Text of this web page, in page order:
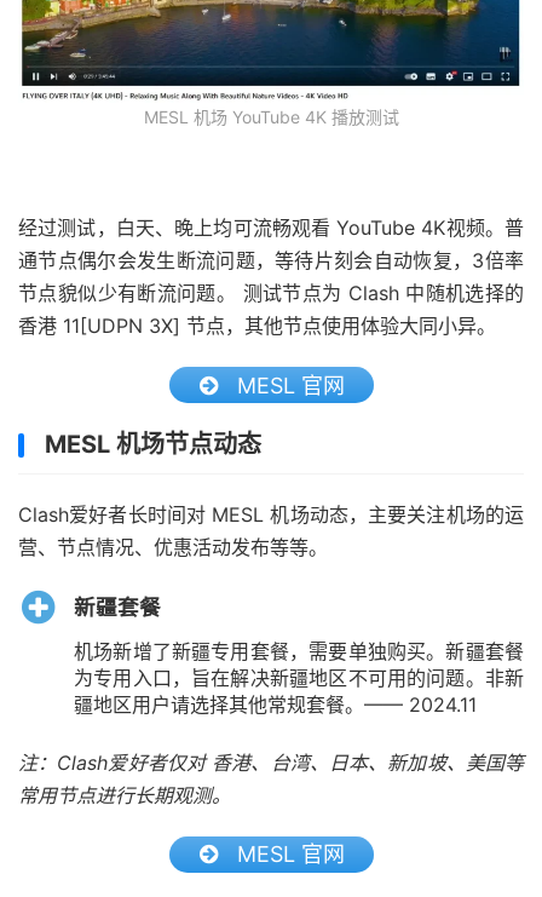
MESL 机场 YouTube 4K 播放测试
经过测试，白天、晚上均可流畅观看 YouTube 4K视频。普
通节点偶尔会发生断流问题，等待片刻会自动恢复，3倍率
节点貌似少有断流问题。 测试节点为 Clash 中随机选择的
香港 11[UDPN 3X] 节点，其他节点使用体验大同小异。
MESL 官网
MESL 机场节点动态
Clash爱好者长时间对 MESL 机场动态，主要关注机场的运
营、节点情况、优惠活动发布等等。
新疆套餐
机场新增了新疆专用套餐，需要单独购买。新疆套餐
为专用入口，旨在解决新疆地区不可用的问题。非新
疆地区用户请选择其他常规套餐。—— 2024.11
注：Clash爱好者仅对 香港、台湾、日本、新加坡、美国等
常用节点进行长期观测。
MESL 官网